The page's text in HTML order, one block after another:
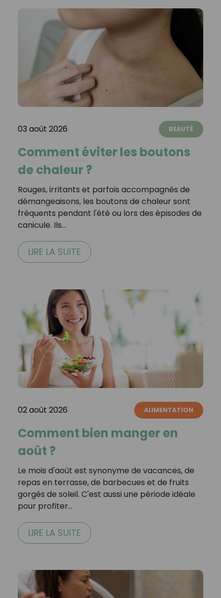
03 août 2026 BEAUTÉ
Comment éviter les boutons
de chaleur ?
Rouges, irritants et parfois accompagnés de
démangeaisons, les boutons de chaleur sont
fréquents pendant l'été ou lors des épisodes de
canicule. Ils…
LIRE LA SUITE
02 août 2026 ALIMENTATION
Comment bien manger en
août ?
Le mois d'août est synonyme de vacances, de
repas en terrasse, de barbecues et de fruits
gorgés de soleil. C'est aussi une période idéale
pour profiter…
LIRE LA SUITE